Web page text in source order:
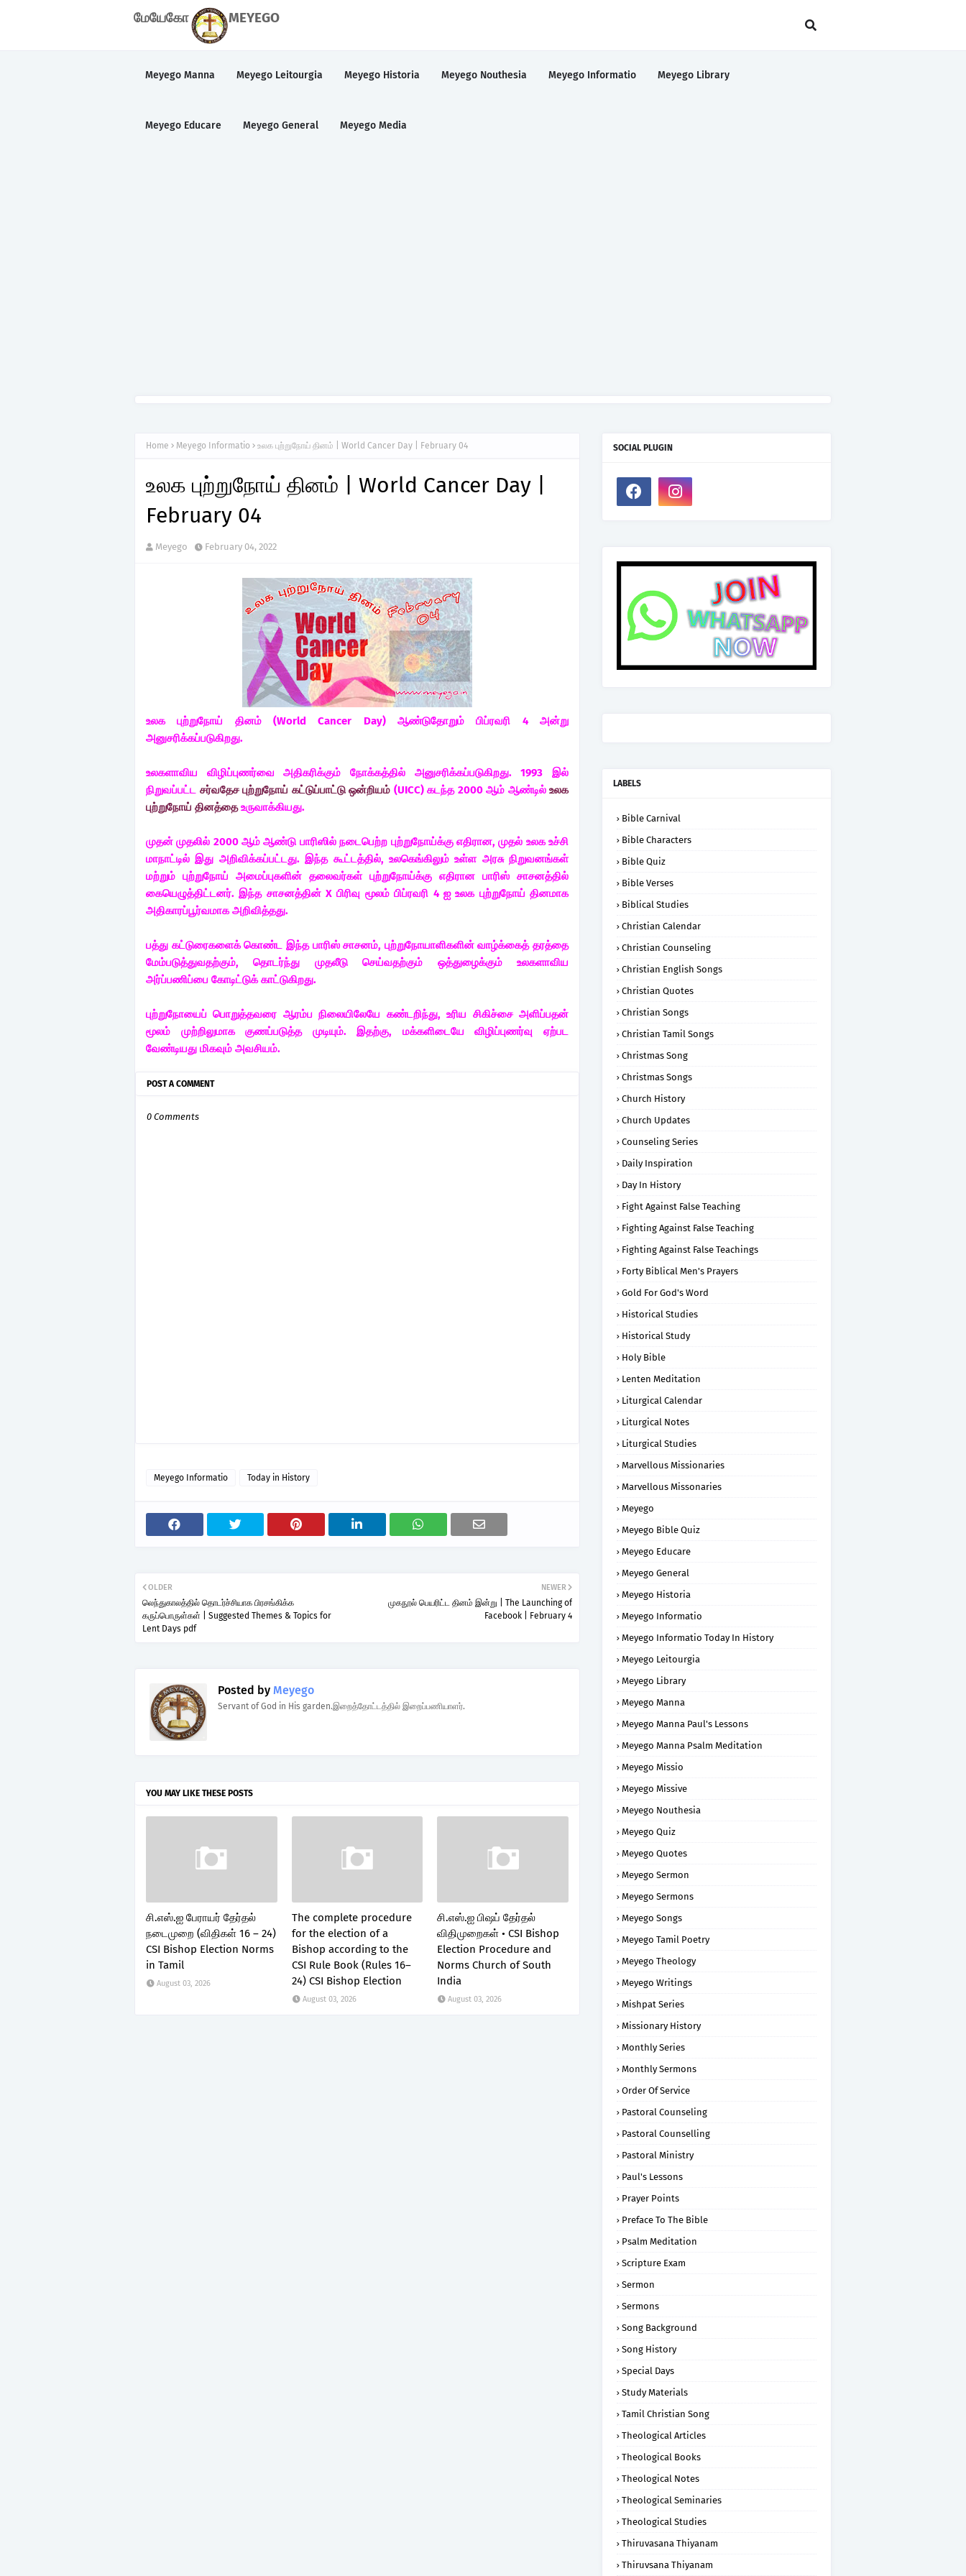
மேயேகோ MEYEGO
Meyego Manna Meyego Leitourgia Meyego Historia Meyego Nouthesia Meyego Informatio Meyego Library
Meyego Educare Meyego General Meyego Media
Home Meyego Informatio உலக புற்றுநோய் தினம் | World Cancer Day | February 04
உலக புற்றுநோய் தினம் | World Cancer Day |
February 04
Meyego February 04, 2022
உலக புற்றுநோய் தினம் (World Cancer Day) ஆண்டுதோறும் பிப்ரவரி 4 அன்று
அனுசரிக்கப்படுகிறது.
உலகளாவிய விழிப்புணர்வை அதிகரிக்கும் நோக்கத்தில் அனுசரிக்கப்படுகிறது. 1993 இல்
நிறுவப்பட்ட சர்வதேச புற்றுநோய் கட்டுப்பாட்டு ஒன்றியம் (UICC) கடந்த 2000 ஆம் ஆண்டில் உலக
புற்றுநோய் தினத்தைஉருவாக்கியது.
முதன் முதலில் 2000 ஆம் ஆண்டு பாரிஸில் நடைபெற்ற புற்றுநோய்க்கு எதிரான, முதல் உலக உச்சி
மாநாட்டில் இது அறிவிக்கப்பட்டது. இந்த கூட்டத்தில், உலகெங்கிலும் உள்ள அரசு நிறுவனங்கள்
மற்றும் புற்றுநோய் அமைப்புகளின் தலைவர்கள் புற்றுநோய்க்கு எதிரான பாரிஸ் சாசனத்தில்
கையெழுத்திட்டனர். இந்த சாசனத்தின் X பிரிவு மூலம் பிப்ரவரி 4 ஐ உலக புற்றுநோய் தினமாக
அதிகாரப்பூர்வமாக அறிவித்தது.
பத்து கட்டுரைகளைக் கொண்ட இந்த பாரிஸ் சாசனம், புற்றுநோயாளிகளின் வாழ்க்கைத் தரத்தை
மேம்படுத்துவதற்கும், தொடர்ந்து முதலீடு செய்வதற்கும் ஒத்துழைக்கும் உலகளாவிய
அர்ப்பணிப்பை கோடிட்டுக் காட்டுகிறது.
புற்றுநோயைப் பொறுத்தவரை ஆரம்ப நிலையிலேயே கண்டறிந்து, உரிய சிகிச்சை அளிப்பதன்
மூலம் முற்றிலுமாக குணப்படுத்த முடியும். இதற்கு, மக்களிடையே விழிப்புணர்வு ஏற்பட
வேண்டியது மிகவும் அவசியம்.
POST A COMMENT
0 Comments
Meyego Informatio Today in History
NEWER
முகநூல் பெயரிட்ட தினம் இன்று | The Launching of
Facebook | February 4
OLDER
லெந்துகாலத்தில் தொடர்ச்சியாக பிரசங்கிக்க
கருப்பொருள்கள் | Suggested Themes & Topics for
Lent Days pdf
Posted by Meyego
Servant of God in His garden.இறைத்தோட்டத்தில் இறைப்பணியாளர்.
YOU MAY LIKE THESE POSTS
சி.எஸ்.ஐ பேராயர் தேர்தல்
நடைமுறை (விதிகள் 16 – 24)
CSI Bishop Election Norms
in Tamil
August 03, 2026
The complete procedure
for the election of a
Bishop according to the
CSI Rule Book (Rules 16–
24) CSI Bishop Election
August 03, 2026
சி.எஸ்.ஐ பிஷப் தேர்தல்
விதிமுறைகள் • CSI Bishop
Election Procedure and
Norms Church of South
India
August 03, 2026
SOCIAL PLUGIN
LABELS
Bible Carnival
Bible Characters
Bible Quiz
Bible Verses
Biblical Studies
Christian Calendar
Christian Counseling
Christian English Songs
Christian Quotes
Christian Songs
Christian Tamil Songs
Christmas Song
Christmas Songs
Church History
Church Updates
Counseling Series
Daily Inspiration
Day In History
Fight Against False Teaching
Fighting Against False Teaching
Fighting Against False Teachings
Forty Biblical Men's Prayers
Gold For God's Word
Historical Studies
Historical Study
Holy Bible
Lenten Meditation
Liturgical Calendar
Liturgical Notes
Liturgical Studies
Marvellous Missionaries
Marvellous Missonaries
Meyego
Meyego Bible Quiz
Meyego Educare
Meyego General
Meyego Historia
Meyego Informatio
Meyego Informatio Today In History
Meyego Leitourgia
Meyego Library
Meyego Manna
Meyego Manna Paul's Lessons
Meyego Manna Psalm Meditation
Meyego Missio
Meyego Missive
Meyego Nouthesia
Meyego Quiz
Meyego Quotes
Meyego Sermon
Meyego Sermons
Meyego Songs
Meyego Tamil Poetry
Meyego Theology
Meyego Writings
Mishpat Series
Missionary History
Monthly Series
Monthly Sermons
Order Of Service
Pastoral Counseling
Pastoral Counselling
Pastoral Ministry
Paul's Lessons
Prayer Points
Preface To The Bible
Psalm Meditation
Scripture Exam
Sermon
Sermons
Song Background
Song History
Special Days
Study Materials
Tamil Christian Song
Theological Articles
Theological Books
Theological Notes
Theological Seminaries
Theological Studies
Thiruvasana Thiyanam
Thiruvsana Thiyanam